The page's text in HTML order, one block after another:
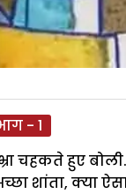
- 1
चहकते हुए
शांता, क्या